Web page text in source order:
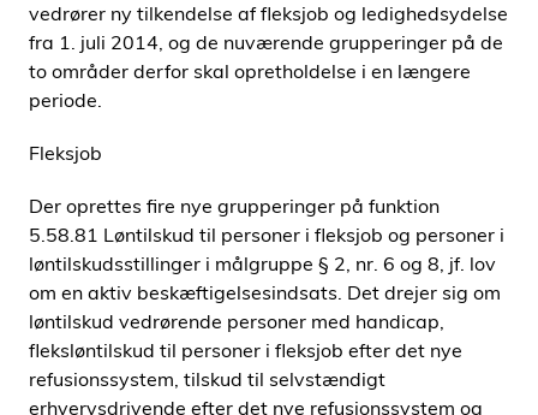
vedrører ny tilkendelse af fleksjob og ledighedsydelse
fra 1. juli 2014, og de nuværende grupperinger på de
to områder derfor skal opretholdelse i en længere
periode.
Fleksjob
Der oprettes fire nye grupperinger på funktion
5.58.81 Løntilskud til personer i fleksjob og personer i
løntilskudsstillinger i målgruppe § 2, nr. 6 og 8, jf. lov
om en aktiv beskæftigelsesindsats. Det drejer sig om
løntilskud vedrørende personer med handicap,
fleksløntilskud til personer i fleksjob efter det nye
refusionssystem, tilskud til selvstændigt
erhvervsdrivende efter det nye refusionssystem og